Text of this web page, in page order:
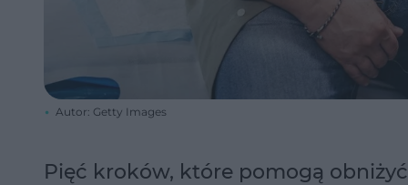
Autor: Getty Images
Pięć kroków, które pomogą